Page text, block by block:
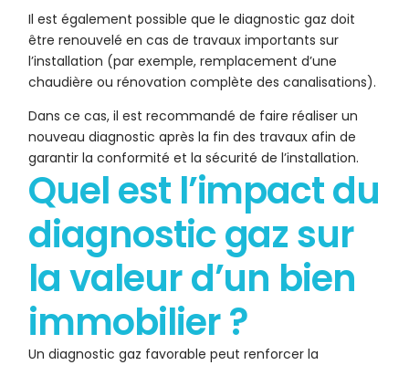
Il est également possible que le diagnostic gaz doit
être renouvelé en cas de travaux importants sur
l’installation (par exemple, remplacement d’une
chaudière ou rénovation complète des canalisations).
Dans ce cas, il est recommandé de faire réaliser un
nouveau diagnostic après la fin des travaux afin de
garantir la conformité et la sécurité de l’installation.
Quel est l’impact du
diagnostic gaz sur
la valeur d’un bien
immobilier ?
Un diagnostic gaz favorable peut renforcer la